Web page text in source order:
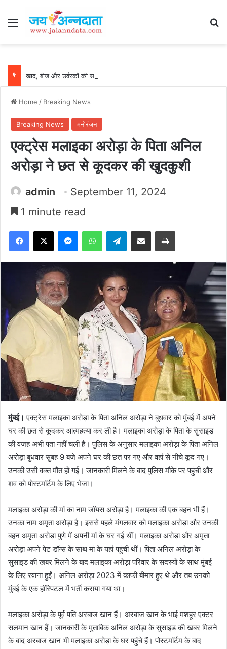
Menu
Home / Breaking News
Breaking News मनोरंजन
एक्ट्रेस मलाइका अरोड़ा के पिता अनिल
अरोड़ा ने छत से कूदकर की खुदकुशी
admin
September 11, 2024
1 minute read
Facebook
X MessengerWhatsAppTelegramShare via Email Print
मुंबई। एक्ट्रेस मलाइका अरोड़ा के पिता अनिल अरोड़ा ने बुधवार को मुंबई में अपने
घर की छत से कूदकर आत्महत्या कर ली है। मलाइका अरोड़ा के पिता के सुसाइड
की वजह अभी पता नहीं चली है। पुलिस के अनुसार मलाइका अरोड़ा के पिता अनिल
अरोड़ा बुधवार सुबह 9 बजे अपने घर की छत पर गए और वहां से नीचे कूद गए।
उनकी उसी वक्त मौत हो गई। जानकारी मिलने के बाद पुलिस मौके पर पहुंची और
शव को पोस्टमॉर्टम के लिए भेजा।
मलाइका अरोड़ा की मां का नाम जॉयस अरोड़ा है। मलाइका की एक बहन भी हैं।
उनका नाम अमृता अरोड़ा है। इससे पहले मंगलवार को मलाइका अरोड़ा और उनकी
बहन अमृता अरोड़ा पुणे में अपनी मां के घर गई थीं। मलाइका अरोड़ा और अमृता
अरोड़ा अपने पेट डॉग्स के साथ मां के यहां पहुंची थीं। पिता अनिल अरोड़ा के
सुसाइड की खबर मिलने के बाद मलाइका अरोड़ा परिवार के सदस्यों के साथ मुंबई
के लिए रवाना हुईं। अनिल अरोड़ा 2023 में काफी बीमार हुए थे और तब उनको
मुंबई के एक हॉस्पिटल में भर्ती कराया गया था।
मलाइका अरोड़ा के पूर्व पति अरबाज खान हैं। अरबाज खान के भाई मशहूर एक्टर
सलमान खान हैं। जानकारी के मुताबिक अनिल अरोड़ा के सुसाइड की खबर मिलने
के बाद अरबाज खान भी मलाइका अरोड़ा के घर पहुंचे हैं। पोस्टमॉर्टम के बाद